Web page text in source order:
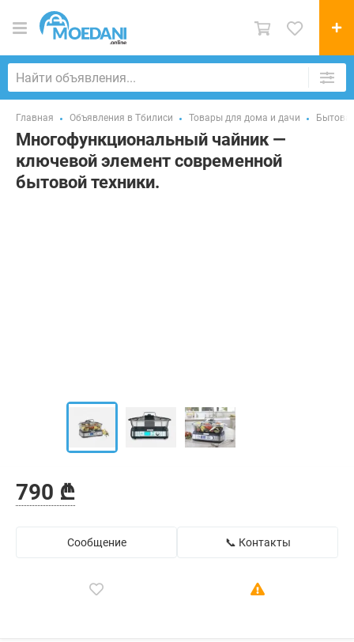
Главная Объявления в Тбилиси Товары для дома и дачи
Многофункциональный чайник —
ключевой элемент современной
бытовой техники.
790 ₾
Сообщение 📞 Контакты